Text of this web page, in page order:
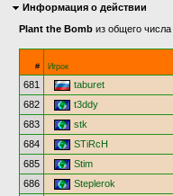
Информация о действии
Plant the Bombиз общего числа
# Игрок
681 taburet
682
t3ddy
683
stk
684
STiRcH
685
Stim
686
Steplerok